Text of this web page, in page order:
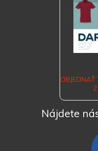
OBJEDNAŤ
Nájdete